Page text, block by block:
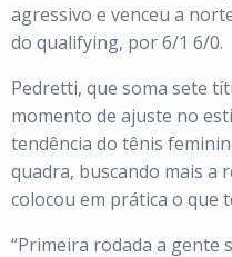
agressivo e venceu a
do qualifying, por 6/1 6/0.
Pedretti, que soma sete
momento de ajuste no
tendência do tênis
quadra, buscando mais a
colocou em prática o que
“Primeira rodada a gente